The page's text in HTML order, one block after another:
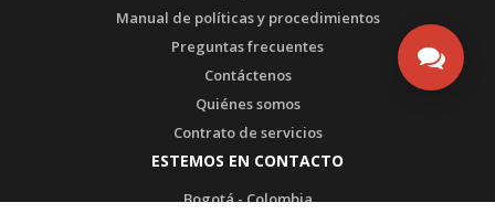
Manual de políticas y procedimientos
Preguntas frecuentes
Contáctenos
Quiénes somos
Contrato de servicios
ESTEMOS EN CONTACTO
Bogotá - Colombia